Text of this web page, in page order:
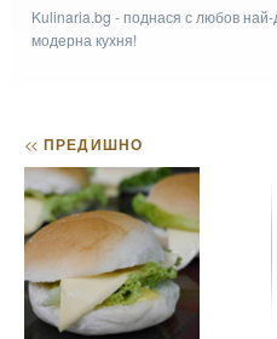
Kulinaria.bg - поднася с любов
модерна кухня!
<< ПРЕДИШНО